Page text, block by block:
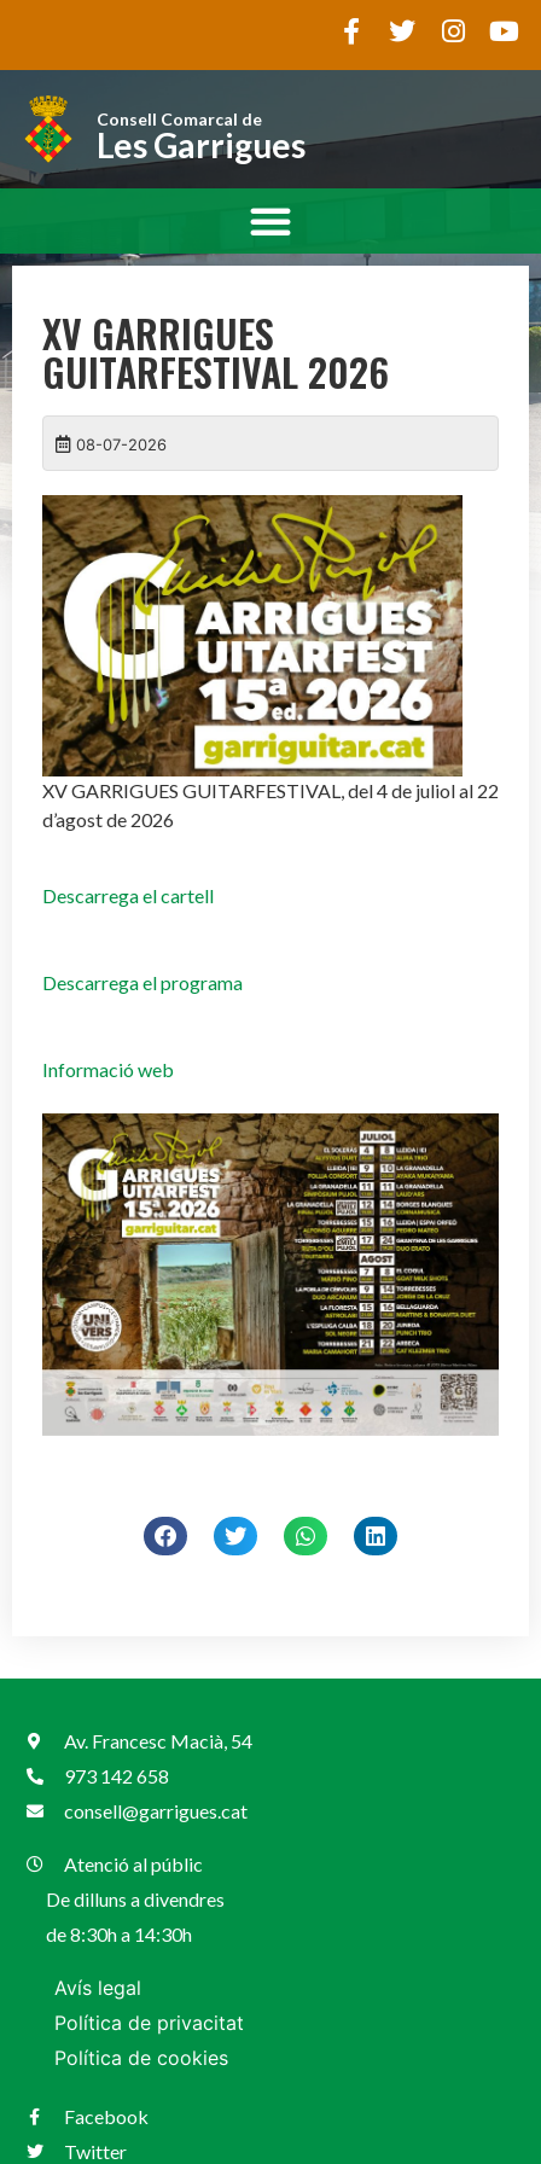
Consell Comarcal de
Les Garrigues
XV GARRIGUES
GUITARFESTIVAL 2026
08-07-2026
XV GARRIGUES GUITARFESTIVAL, del 4 de juliol al 22
d’agost de 2026
Descarrega el cartell
Descarrega el programa
Informació web
Av. Francesc Macià, 54
973 142 658
consell@garrigues.cat
Atenció al públic
De dilluns a divendres
de 8:30h a 14:30h
Avís legal
Política de privacitat
Política de cookies
Facebook
Twitter